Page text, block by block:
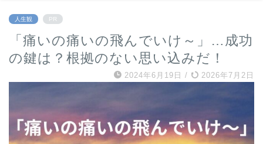
人生観 PR
「痛いの痛いの飛んでいけ～」…成功
の鍵は？根拠のない思い込みだ！
2024年6月19日 / 2026年7月2日